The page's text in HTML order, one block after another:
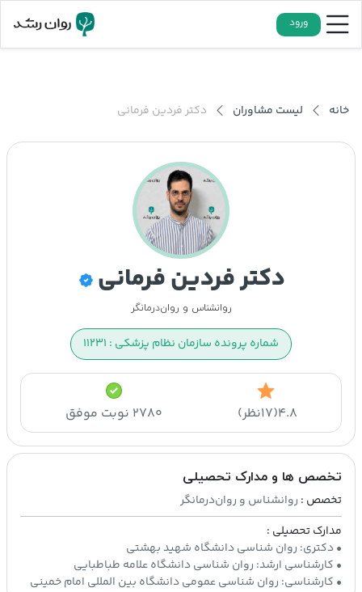
ورود
خانه لیست مشاوران دکتر فردین فرمانی
دکتر فردین فرمانی
روانشناس و روان‌درمانگر
شماره پرونده سازمان نظام پزشکی : ۱۱۲۳۱
۴.۸(۱۷نظر) ۲۷۸۰ نوبت موفق
تخصص ها و مدارک تحصیلی
تخصص : روانشناس و روان‌درمانگر
مدارک تحصیلی :
• کارشناسی: روان شناسی عمومی دانشگاه بین المللی امام خمینی